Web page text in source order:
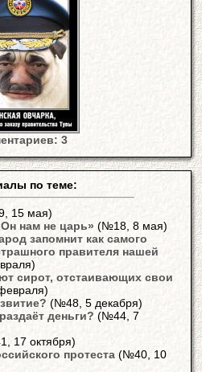
3
по теме:
15 мая)
нам не царь» (№18, 8 мая)
запомнит как самого
правителя нашей
сирот, отстаивающих свои
(№48, 5 декабря)
деньги? (№44, 7
17 октября)
протеста (№40, 10